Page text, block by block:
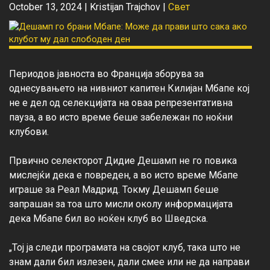
October 13, 2024 | Kristijan Trajchov | Свет
Периодов јавноста во Франција зборува за
однесувањето на нивниот капитен Килијан Мбапе кој
не е дел од селекцијата на оваа репрезентативна
пауза, а во исто време беше забележан по ноќни
клубови.
Првично селекторот Дидие Дешамп не го повика
мислејќи дека е повреден, а во исто време Мбапе
играше за Реал Мадрид. Токму Дешамп беше
запрашан за тоа што мисли околу информацијата
дека Мбапе бил во ноќен клуб во Шведска.
„Тој ја следи програмата на својот клуб, така што не
знам дали бил излезен, дали смее или не да направи